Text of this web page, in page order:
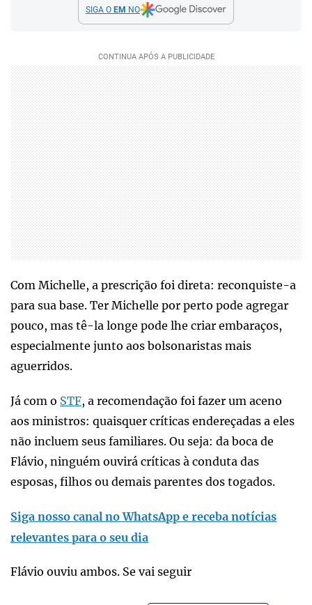
SIGA O EM NO
Com Michelle, a prescrição foi direta: reconquiste-a
para sua base. Ter Michelle por perto pode agregar
pouco, mas tê-la longe pode lhe criar embaraços,
especialmente junto aos bolsonaristas mais
aguerridos.
Já com o STF, a recomendação foi fazer um aceno
aos ministros: quaisquer críticas endereçadas a eles
não incluem seus familiares. Ou seja: da boca de
Flávio, ninguém ouvirá críticas à conduta das
esposas, filhos ou demais parentes dos togados.
Siga nosso canal no WhatsApp e receba notícias
relevantes para o seu dia
Flávio ouviu ambos. Se vai seguir